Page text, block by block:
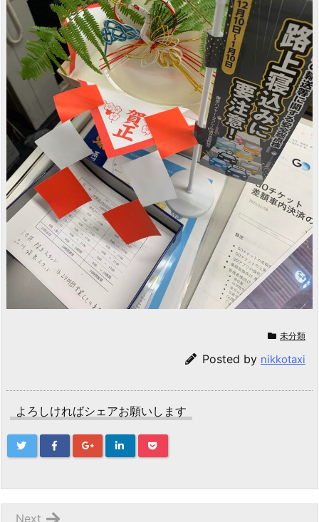
未分類
Posted by nikkotaxi
よろしければシェアお願いします
Next